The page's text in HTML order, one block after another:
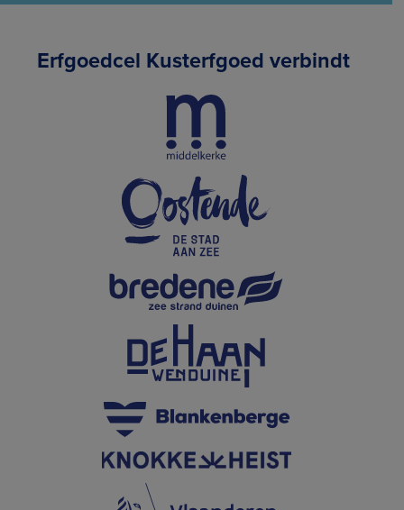
Erfgoedcel Kusterfgoed verbindt